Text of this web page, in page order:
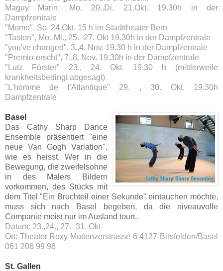
Maguy Marin, Mo. 20.,Di. 21.Okt. 19.30h in der
Dampfzentrale
"Momo", So. 24.Okt. 15 h im Stadttheater Bern
"Tasten", Mo.-Mi., 25.- 27. Okt 19.30h in der Dampfzentrale
"you've changed", 3.,4. Nov. 19.30 h in der Dampfzentrale
"Premio-erscht", 7.,8. Nov. 19.30h in der Dampfzentrale
"Lutz Förster" 23., 24. Okt. 19.30 h (mittlerweile
krankheitsbedingt abgesagt)
"L'homme de l'Atlantique" 29. , 30. Okt. 19.30h
Dampfzentrale
Basel
Das Cathy Sharp Dance
Ensemble präsentiert "eine
neue Van Gogh Variation",
wie es heisst. Wer in die
Bewegung, die zweifelsohne
in des Malers Bildern
vorkommen, des Stücks mit
dem Titel "Ein Bruchteil einer Sekunde" eintauchen möchte,
muss sich nach Basel begeben, da die niveauvolle
Companie meist nur im Ausland tourt..
Datum: 23.,24., 27.- 31. Okt
Ort: Theater Roxy Muttenzerstrasse 6 4127 Birsfelden/Basel
061 206 99 96
St. Gallen